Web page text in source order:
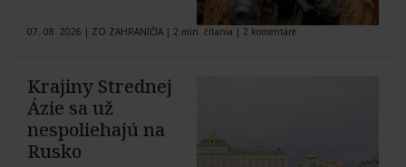
07. 08. 2026 | ZO ZAHRANIČIA | 2 min. čítania | 2 komentáre
Krajiny Strednej
Ázie sa už
nespoliehajú na
Rusko